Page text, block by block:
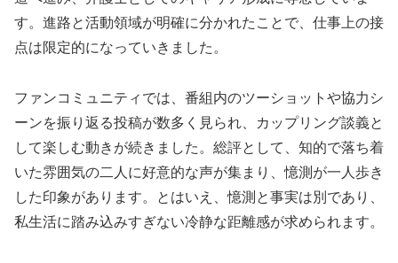
す。進路と活動領域が明確に分かれたことで、仕事上の接
点は限定的になっていきました。
ファンコミュニティでは、番組内のツーショットや協力シ
ーンを振り返る投稿が数多く見られ、カップリング談義と
して楽しむ動きが続きました。総評として、知的で落ち着
いた雰囲気の二人に好意的な声が集まり、憶測が一人歩き
した印象があります。とはいえ、憶測と事実は別であり、
私生活に踏み込みすぎない冷静な距離感が求められます。